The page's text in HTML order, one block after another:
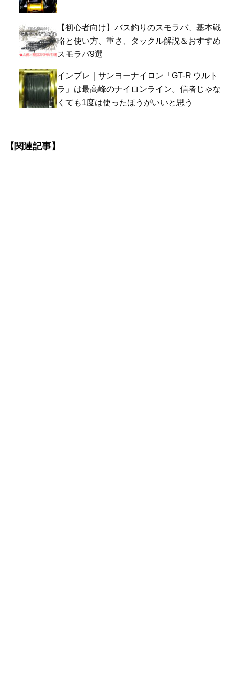
【初心者向け】バス釣りのスモラバ、基本戦
略と使い方、重さ、タックル解説＆おすすめ
スモラバ9選
インプレ｜サンヨーナイロン「GT-R ウルト
ラ」は最高峰のナイロンライン。信者じゃな
くても1度は使ったほうがいいと思う
【関連記事】